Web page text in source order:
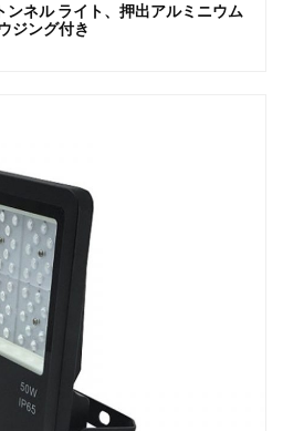
ンネル ライト、押出アルミニウム
ジング付き